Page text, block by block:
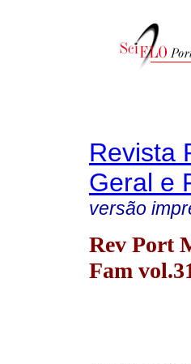
Revista
Geral e
versão
Rev Port
Fam